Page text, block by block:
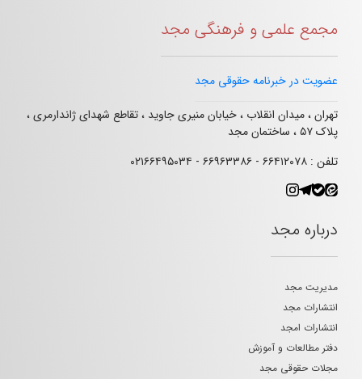
مجمع علمی و فرهنگی مجد
عضویت در خبرنامه حقوقی مجد
تهران ، میدان انقلاب ، خیابان منیری جاوید ، تقاطع شهدای ژاندارمری ،
پلاک ۵۷ ، ساختمان مجد
تلفن : ۶۶۴۱۲۰۷۸ - ۶۶۹۶۳۳۸۶ - ۰۲۱۶۶۴۹۵۰۳۴
درباره مجد
مدیریت مجد
انتشارات مجد
انتشارات امجد
دفتر مطالعات و آموزش
مجلات حقوقی مجد